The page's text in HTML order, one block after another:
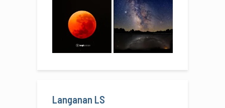
Langanan LS